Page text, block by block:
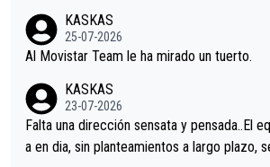
KASKAS
25-07-2026
Al Movistar Team le ha mirado un tuerto.
KASKAS
23-07-2026
Falta una dirección sensata y pensada..El
a en dia, sin planteamientos a largo plazo,